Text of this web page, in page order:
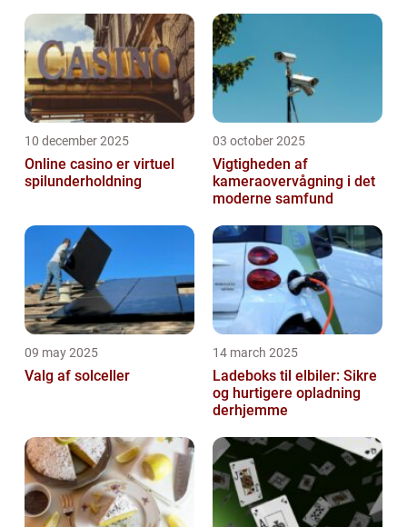
10 december 2025
Online casino er virtuel
spilunderholdning
03 october 2025
Vigtigheden af
kameraovervågning i det
moderne samfund
09 may 2025
Valg af solceller
14 march 2025
Ladeboks til elbiler: Sikre
og hurtigere opladning
derhjemme